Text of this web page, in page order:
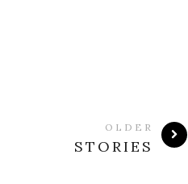
OLDER
STORIES